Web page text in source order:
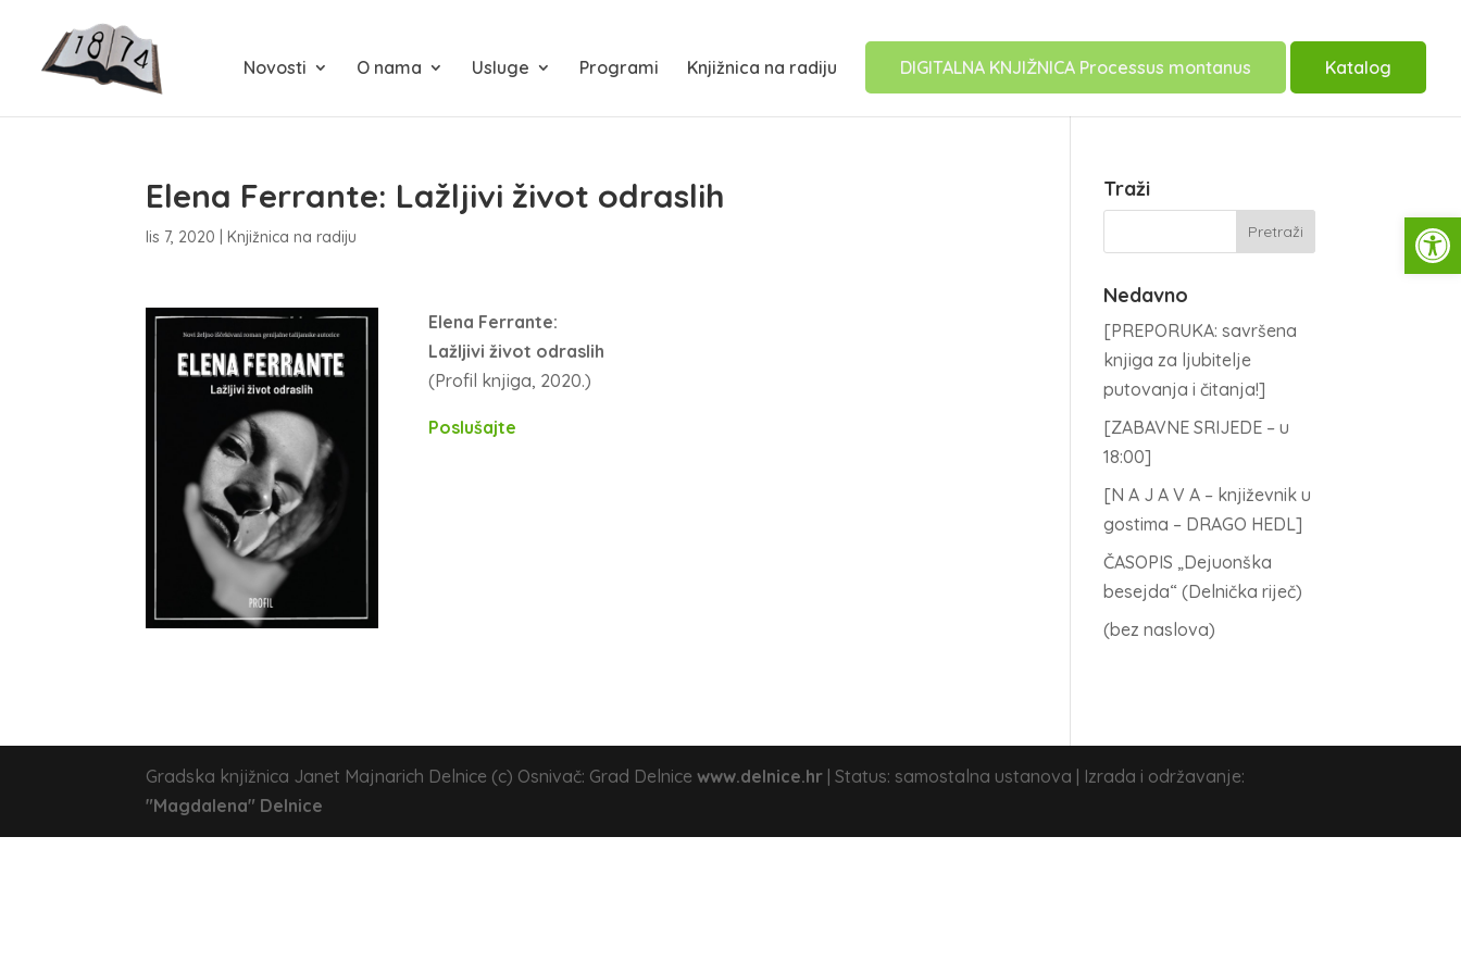
Novosti O nama Usluge Programi Knjižnica na radiju DIGITALNA KNJIŽNICA Processus montanus Katalog
Elena Ferrante: Lažljivi život odraslih
lis 7, 2020 |Knjižnica na radiju
Elena Ferrante:
Lažljivi život odraslih
(Profil knjiga, 2020.)
Poslušajte
Traži
Nedavno
[PREPORUKA: savršena
knjiga za ljubitelje
putovanja i čitanja!]
[ZABAVNE SRIJEDE – u
18:00]
[N A J A V A – književnik u
gostima – DRAGO HEDL]
ČASOPIS „Dejuonška
besejda“ (Delnička riječ)
(bez naslova)
Gradska knjižnica Janet Majnarich Delnice (c) Osnivač: Grad Delnicewww.delnice.hr | Status: samostalna ustanova | Izrada i održavanje:
"Magdalena" Delnice